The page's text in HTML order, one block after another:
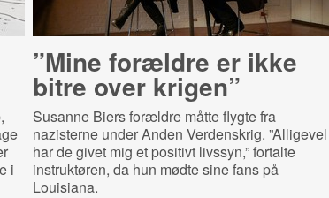
i
”Mine forældre er ikke
bitre over krigen”
Susanne Biers forældre måtte flygte fra
nazisterne under Anden Verdenskrig. ”Alligevel
har de givet mig et positivt livssyn,” fortalte
instruktøren, da hun mødte sine fans på
Louisiana.